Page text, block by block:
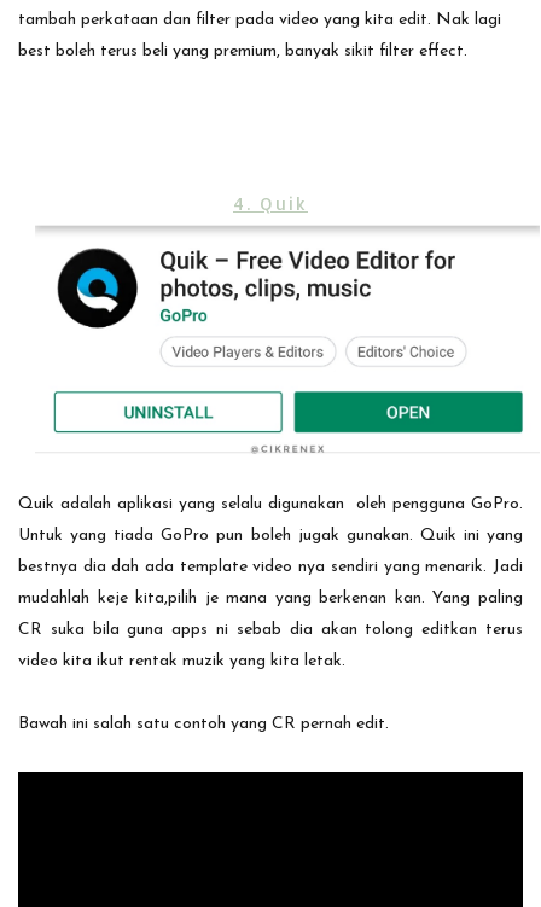
tambah perkataan dan filter pada video yang kita edit. Nak lagi
best boleh terus beli yang premium, banyak sikit filter effect.
4. Quik
Quik adalah aplikasi yang selalu digunakan oleh pengguna GoPro.
Untuk yang tiada GoPro pun boleh jugak gunakan. Quik ini yang
bestnya dia dah ada template video nya sendiri yang menarik. Jadi
mudahlah keje kita,pilih je mana yang berkenan kan. Yang paling
CR suka bila guna apps ni sebab dia akan tolong editkan terus
video kita ikut rentak muzik yang kita letak.
Bawah ini salah satu contoh yang CR pernah edit.